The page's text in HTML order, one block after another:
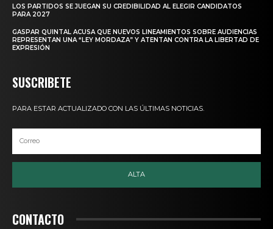
LOS PARTIDOS SE JUEGAN SU CREDIBILIDAD AL ELEGIR CANDIDATOS
PARA 2027
GASPAR QUINTAL ACUSA QUE NUEVOS LINEAMIENTOS SOBRE AUDIENCIAS
REPRESENTAN UNA “LEY MORDAZA” Y ATENTAN CONTRA LA LIBERTAD DE
EXPRESIÓN
SUSCRIBETE
PARA ESTAR ACTUALIZADO CON LAS ÚLTIMAS NOTICIAS.
ALTA
CONTACTO